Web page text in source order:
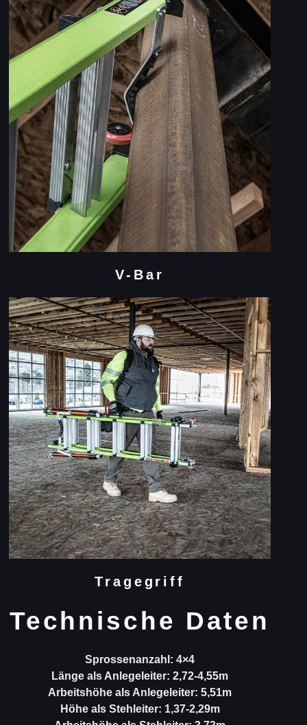
V-Bar
Tragegriff
Technische Daten
Sprossenanzahl: 4×4
Länge als Anlegeleiter: 2,72-4,55m
Arbeitshöhe als Anlegeleiter: 5,51m
Höhe als Stehleiter: 1,37-2,29m